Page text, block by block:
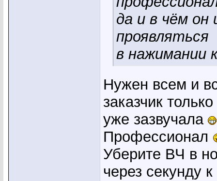
да и в чём
проявляться
в нажимании
Нужен всем и
заказчик
уже зазвучала
Профессионал
Уберите ВЧ в
через секунду